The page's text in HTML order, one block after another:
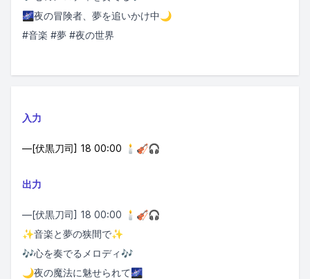
🌌夜の冒険者、夢を追いかけ中🌙
#音楽 #夢 #夜の世界
入力
—[伏黒刀司] 18 00:00 🕯️🎻🎧
出力
—[伏黒刀司] 18 00:00 🕯️🎻🎧
✨音楽と夢の狭間で✨
🎶心を奏でるメロディ🎶
🌙夜の魔法に魅せられて🌌